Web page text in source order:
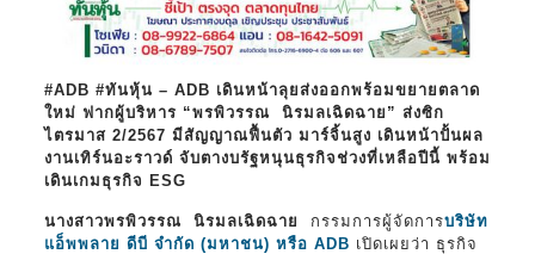
#ADB #ทันหุ้น – ADB เดินหน้าลุยส่งออกพร้อมขยายตลาด
ใหม่ ฟากผู้บริหาร “พรพิวรรณ นิรมลเฉิดฉาย” ส่งซิก
ไตรมาส 2/2567 มีสัญญาณฟื้นตัว มาร์จิ้นสูง เดินหน้าปั้นผล
งานเทิร์นอะราวด์ จับตางบรัฐหนุนธุรกิจช่วงที่เหลือปีนี้ พร้อม
เดินเกมธุรกิจ ESG
นางสาวพรพิวรรณ นิรมลเฉิดฉาย กรรมการผู้จัดการบริษัท
แอ็พพลาย ดีบี จำกัด (มหาชน) หรือ ADB เปิดเผยว่า ธุรกิจ